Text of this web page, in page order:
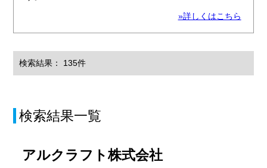
»詳しくはこちら
検索結果： 135件
検索結果一覧
アルクラフト株式会社